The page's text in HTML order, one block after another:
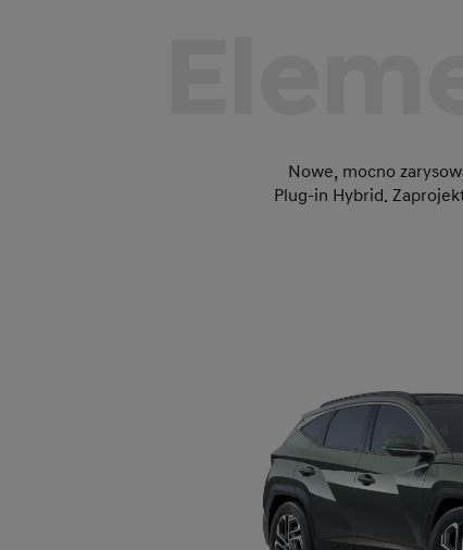
Nowe, mocno
Plug-in Hybrid.